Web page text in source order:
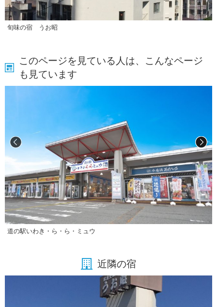
旬味の宿 うお昭
このページを見ている人は、こんなページ
も見ています
道の駅いわき・ら・ら・ミュウ
近隣の宿